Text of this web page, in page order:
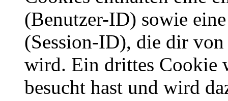
(Benutzer-ID) sowie
(Session-ID), die dir
wird. Ein drittes Cookie
besucht hast und wird